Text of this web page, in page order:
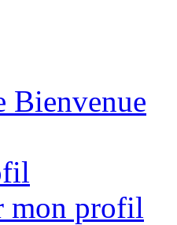
Bienvenue
mon profil